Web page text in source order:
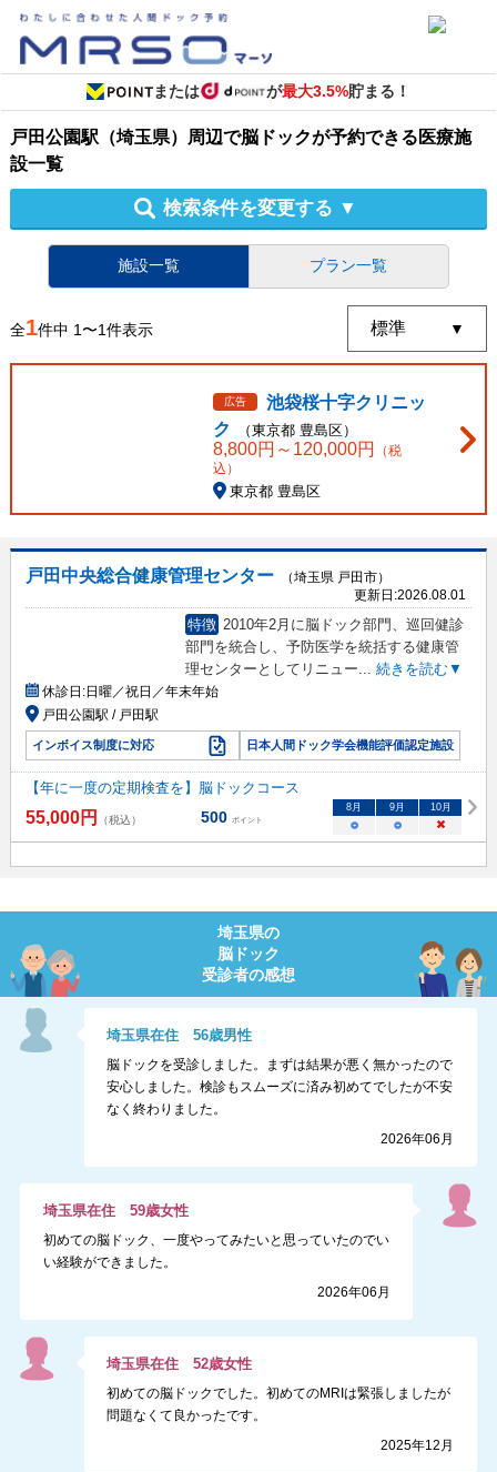
または が最大3.5%貯まる！
戸田公園駅（埼玉県）周辺で脳ドックが予約できる医療施
設一覧
検索条件を変更する ▼
施設一覧 プラン一覧
全1件中 1〜1件表示
広告
池袋桜十字クリニッ
ク
（東京都 豊島区）
8,800円～ 120,000円
（税
込）
東京都 豊島区
戸田中央総合健康管理センター
（埼玉県 戸田市）
更新日:2026.08.01
特徴 2010年2月に脳ドック部門、巡回健診
部門を統合し、予防医学を統括する健康管
理センターとしてリニュー... 続きを読む▼
休診日:日曜／祝日／年末年始
戸田公園駅 / 戸田駅
インボイス制度に対応 日本人間ドック学会機能評価認定施設
【年に一度の定期検査を】脳ドックコース
55,000円 （税込） 500 ポイント
8月 9月 10月
○ ○ ×
埼玉県の
脳ドック
受診者の感想
埼玉県在住56歳男性
脳ドックを受診しました。まずは結果が悪く無かったので
安心しました。検診もスムーズに済み初めてでしたが不安
なく終わりました。
2026年06月
埼玉県在住 59歳女性
初めての脳ドック、一度やってみたいと思っていたのでい
い経験ができました。
2026年06月
埼玉県在住52歳女性
初めての脳ドックでした。初めてのMRIは緊張しましたが
問題なくて良かったです。
2025年12月